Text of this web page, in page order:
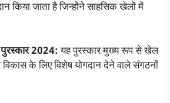
किया जाता है जिन्होंने साहसिक खेलों में
पुरस्कार 2024:यह पुरस्कार मुख्य रूप से खेल
के लिए विशेष योगदान देने वाले संगठनों